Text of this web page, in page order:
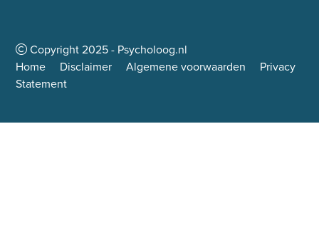
Copyright2025- Psycholoog.nl
Home
Disclaimer Algemene voorwaarden
Privacy
Statement